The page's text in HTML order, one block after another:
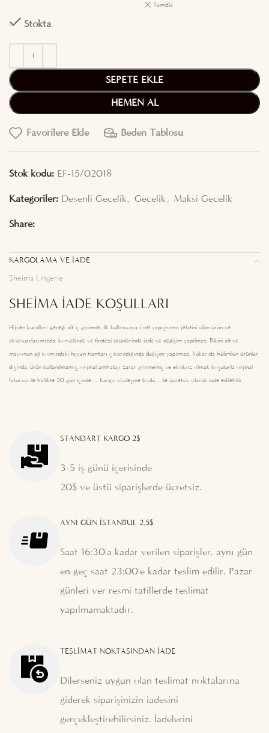
Temizle
Stokta
SEPETE EKLE
HEMEN AL
Favorilere Ekle Beden Tablosu
Stok kodu: EF-15/02018
Kategoriler: Desenli Gecelik , Gecelik , Maksi Gecelik
Share:
KARGOLAMA VE İADE
Sheima Lingerie
SHEIMA İADE KOŞULLARI
Hijyen kuralları gereği alt iç giyimde, ilk kullanıcıya özel yapıştırma jelatini olan ürün ve
aksesuarlarımızda, korselerde ve fantezi ürünlerinde iade ve değişim yapılmaz. Bikini alt ve
mayonun ağ kısmındaki hijyen bantları çıkarıldığında değişim yapılmaz. Yukarıda belirtilen ürünler
dışında, ürün kullanılmamış, orjinal ambalajı zarar görmemiş ve eksiksiz olmak koşuluyla orjinal
faturası ile birlikte 30 gün içinde .... Kargo sözleşme kodu ... ile ücretsiz olarak iade edilebilir.
STANDART KARGO 2$
3-5 iş günü içerisinde
20$ ve üstü siparişlerde ücretsiz.
AYNI GÜN İSTANBUL 2,5$
Saat 16:30'a kadar verilen siparişler, aynı gün
en geç saat 23:00'e kadar teslim edilir. Pazar
günleri ver resmi tatillerde teslimat
yapılmamaktadır.
TESLIMAT NOKTASINDAN İADE
Dilerseniz uygun olan teslimat noktalarına
giderek siparişinizin iadesini
gerçekleştirebilirsiniz. İadelerini